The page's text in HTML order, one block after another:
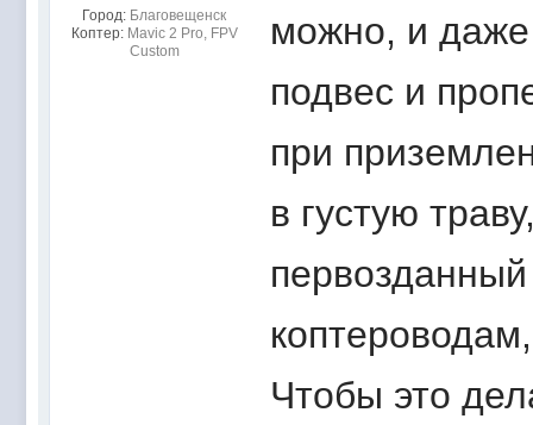
Город: Благовещенск
Коптер: Mavic 2 Pro, FPV
Custom
можно, и даже
подвес и
при
в густую
Чтобы это